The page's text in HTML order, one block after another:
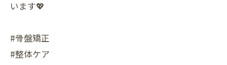
います💖
#骨盤矯正
#整体ケア